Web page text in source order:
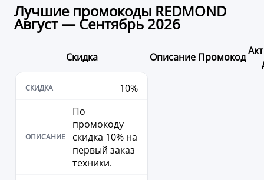
Лучшие промокоды REDMOND
Август — Сентябрь 2026
Скидка Описание Промокод
10%
По
промокоду
скидка 10% на
первый заказ
техники.